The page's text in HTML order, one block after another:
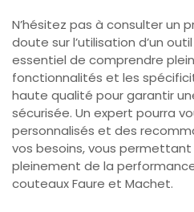
N’hésitez pas à consulter un
doute sur l’utilisation d’un
essentiel de comprendre
fonctionnalités et les
haute qualité pour garantir
sécurisée. Un expert pourra
personnalisés et des
vos besoins, vous
pleinement de la
couteaux Faure et Machet.